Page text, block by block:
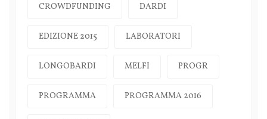
CROWDFUNDING DARDI
EDIZIONE 2015 LABORATORI
LONGOBARDI MELFI PROGR
PROGRAMMA PROGRAMMA 2016